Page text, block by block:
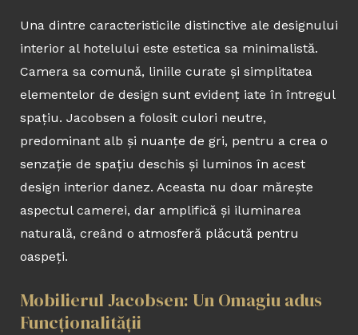
Una dintre caracteristicile distinctive ale designului
interior al hotelului este estetica sa minimalistă.
Camera sa comună, liniile curate și simplitatea
elementelor de design sunt evidenț iate în întregul
spațiu. Jacobsen a folosit culori neutre,
predominant alb și nuanțe de gri, pentru a crea o
senzație de spațiu deschis și luminos în acest
design interior danez. Aceasta nu doar mărește
aspectul camerei, dar amplifică și iluminarea
naturală, creând o atmosferă plăcută pentru
oaspeți.
Mobilierul Jacobsen: Un Omagiu adus
Funcționalității